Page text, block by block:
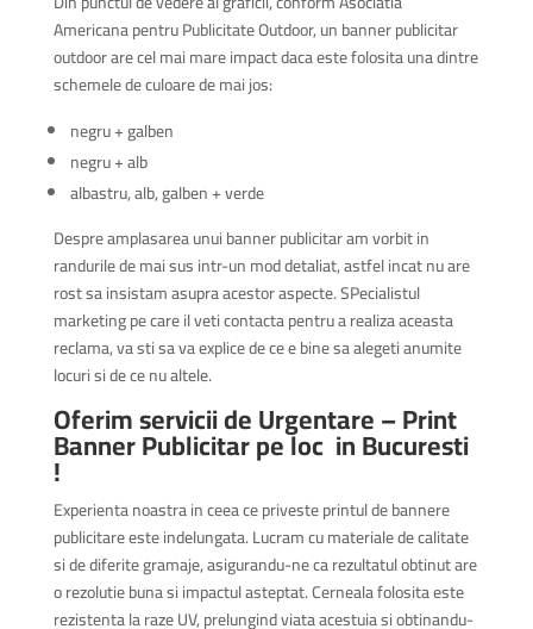
Americana pentru Publicitate Outdoor, un banner publicitar
outdoor are cel mai mare impact daca este folosita una dintre
schemele de culoare de mai jos:
negru + galben
negru + alb
albastru, alb, galben + verde
Despre amplasarea unui banner publicitar am vorbit in
randurile de mai sus intr-un mod detaliat, astfel incat nu are
rost sa insistam asupra acestor aspecte. SPecialistul
marketing pe care il veti contacta pentru a realiza aceasta
reclama, va sti sa va explice de ce e bine sa alegeti anumite
locuri si de ce nu altele.
Oferim servicii de Urgentare – Print
Banner Publicitar pe loc in Bucuresti
!
Experienta noastra in ceea ce priveste printul de bannere
publicitare este indelungata. Lucram cu materiale de calitate
si de diferite gramaje, asigurandu-ne ca rezultatul obtinut are
o rezolutie buna si impactul asteptat. Cerneala folosita este
rezistenta la raze UV, prelungind viata acestuia si obtinandu-